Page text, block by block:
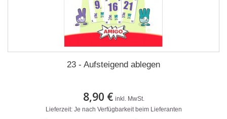
23 - Aufsteigend ablegen
8,90 € inkl. MwSt.
Lieferzeit: Je nach Verfügbarkeit beim Lieferanten